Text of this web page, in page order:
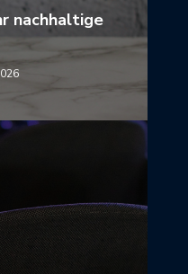
nachhaltige